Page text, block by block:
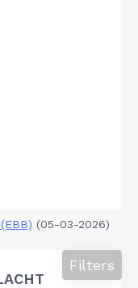
(05-03-2026)
Filters